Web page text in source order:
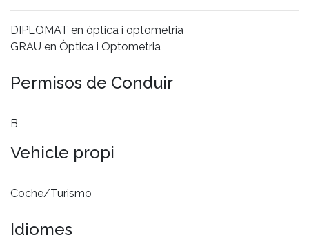
DIPLOMAT en òptica i optometria
GRAU en Òptica i Optometria
Permisos de Conduir
B
Vehicle propi
Coche/Turismo
Idiomes